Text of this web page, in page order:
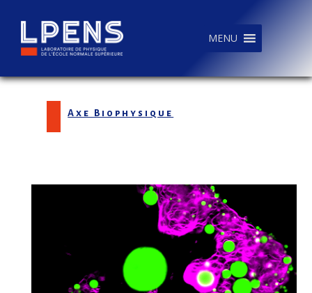
MENU
Axe Biophysique